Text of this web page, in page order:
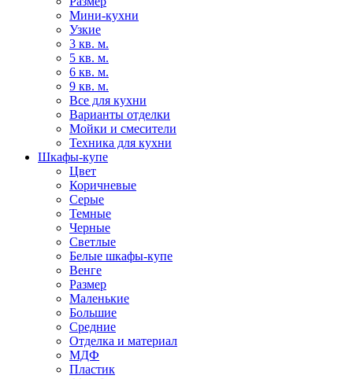
Мини-кухни
Узкие
3 кв. м.
5 кв. м.
6 кв. м.
9 кв. м.
Все для кухни
Варианты отделки
Мойки и смесители
Техника для кухни
Шкафы-купе
Цвет
Коричневые
Серые
Темные
Черные
Светлые
Белые шкафы-купе
Венге
Размер
Маленькие
Большие
Средние
Отделка и материал
МДФ
Пластик